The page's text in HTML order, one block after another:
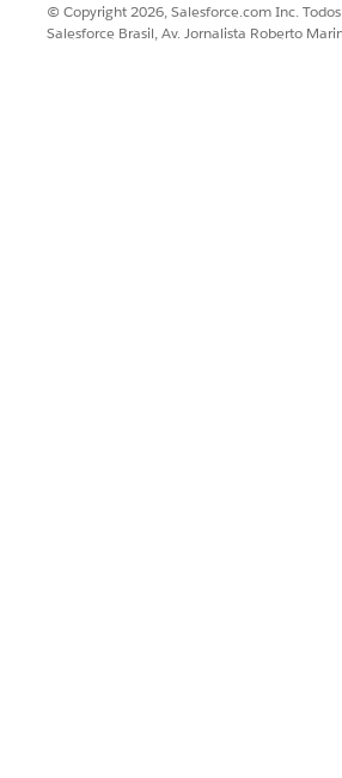
você pode validar objetos de data lake,
e fórmulas sejam precisos.
© Copyright 2026, Salesforce.com Inc.
Salesforce Brasil, Av. Jornalista Roberto